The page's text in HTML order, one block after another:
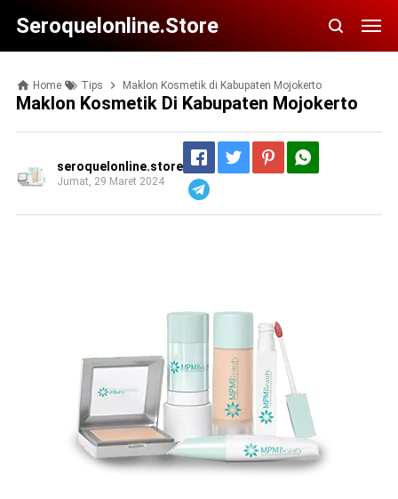
Seroquelonline.store
Home Tips Maklon Kosmetik di Kabupaten Mojokerto
Maklon Kosmetik Di Kabupaten Mojokerto
seroquelonline.store
Jumat, 29 Maret 2024